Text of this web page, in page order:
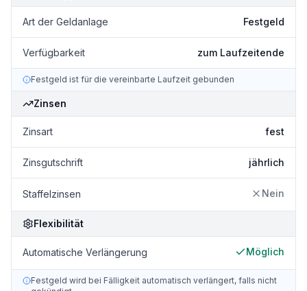
Art der Geldanlage Festgeld
Verfügbarkeit zum Laufzeitende
Festgeld ist für die vereinbarte Laufzeit gebunden
Zinsen
Zinsart fest
Zinsgutschrift jährlich
Staffelzinsen Nein
Flexibilität
Automatische Verlängerung Möglich
Festgeld wird bei Fälligkeit automatisch verlängert, falls nicht